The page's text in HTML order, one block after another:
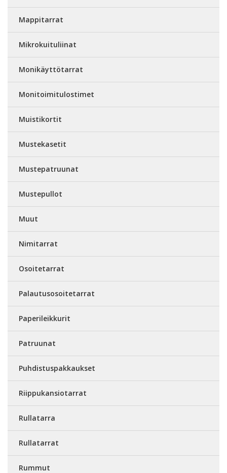
Mappitarrat
Mikrokuituliinat
Monikäyttötarrat
Monitoimitulostimet
Muistikortit
Mustekasetit
Mustepatruunat
Mustepullot
Muut
Nimitarrat
Osoitetarrat
Palautusosoitetarrat
Paperileikkurit
Patruunat
Puhdistuspakkaukset
Riippukansiotarrat
Rullatarra
Rullatarrat
Rummut